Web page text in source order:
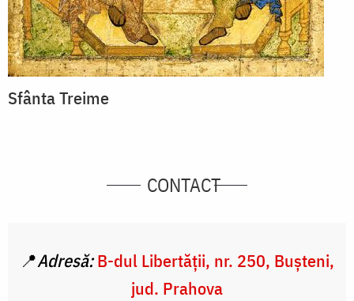
Sfânta Treime
CONTACT
📍Adresă: B-dul Libertății, nr. 250, Bușteni,
jud. Prahova